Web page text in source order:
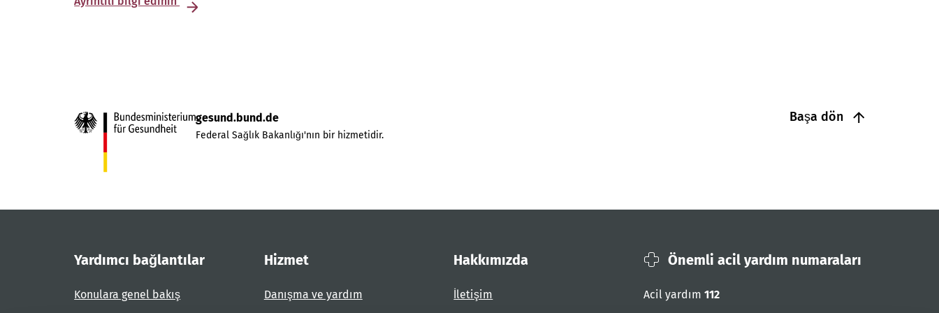
Başa dön
gesund.bund.de
Federal Sağlık Bakanlığı'nın bir hizmetidir.
Yardımcı bağlantılar
Konulara genel bakış
Hizmet
Danışma ve yardım
Hakkımızda
İletişim
Önemli acil yardım numaraları
Acil yardım 112